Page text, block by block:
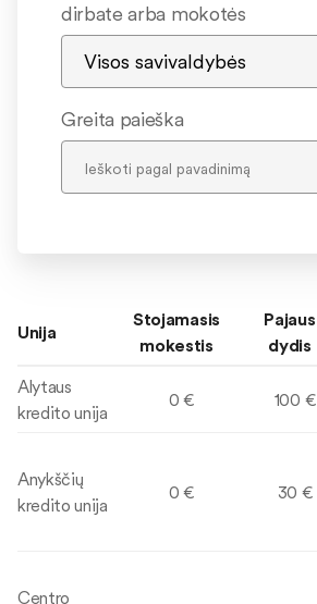
dirbate arba mokotės
Greita paieška
Unija
Stojamasis
mokestis
Pajaus
dydis
Alytaus
kredito unija
0 € 100 €
Anykščių
kredito unija
0 € 30 €
Centro